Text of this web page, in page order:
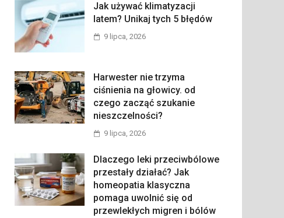
Jak używać klimatyzacji
latem? Unikaj tych 5 błędów
9 lipca, 2026
Harwester nie trzyma
ciśnienia na głowicy. od
czego zacząć szukanie
nieszczelności?
9 lipca, 2026
Dlaczego leki przeciwbólowe
przestały działać? Jak
homeopatia klasyczna
pomaga uwolnić się od
przewlekłych migren i bólów